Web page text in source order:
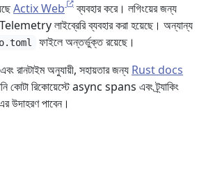
Actix Web
ব্যবহার করে। লগিংয়ের জন্য
লাইব্রেরি ব্যবহার করা হয়েছে। অন্যান্য
ফাইলে অন্তর্ভুক্ত রয়েছে।
রানটাইম অনুযায়ী, সহায়তার জন্য Rust docs
কোটা রিকোয়েস্টে async spans এবং ট্র্যাকিং
পাবেন।